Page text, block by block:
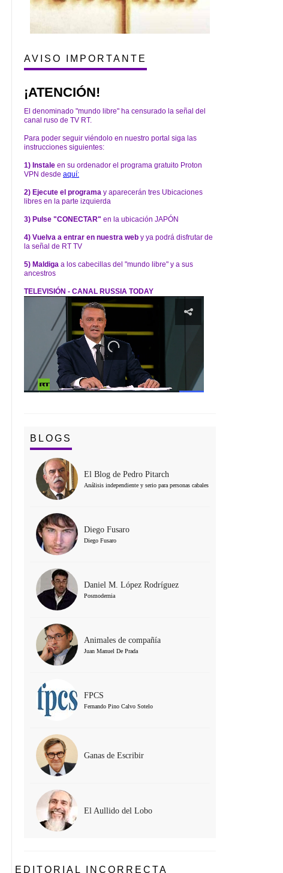
AVISO IMPORTANTE
¡ATENCIÓN!
El denominado "mundo libre" ha censurado la señal del
canal ruso de TV RT.
Para poder seguir viéndolo en nuestro portal siga las
instrucciones siguientes:
1) Instale en su ordenador el programa gratuito Proton
VPN desde aquí:
2) Ejecute el programa y aparecerán tres Ubicaciones
libres en la parte izquierda
3) Pulse "CONECTAR" en la ubicación JAPÓN
4) Vuelva a entrar en nuestra web y ya podrá disfrutar de
la señal de RT TV
5) Maldiga a los cabecillas del "mundo libre" y a sus
ancestros
TELEVISIÓN - CANAL RUSSIA TODAY
BLOGS
El Blog de Pedro Pitarch
Análisis independiente y serio para personas cabales
Diego Fusaro
Diego Fusaro
Daniel M. López Rodríguez
Posmodernia
Animales de compañía
Juan Manuel De Prada
FPCS
Fernando Pino Calvo Sotelo
Ganas de Escribir
El Aullido del Lobo
EDITORIAL INCORRECTA